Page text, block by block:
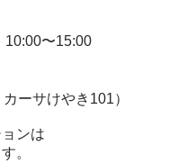
10:00〜15:00
ーサけやき101）
ンは
。